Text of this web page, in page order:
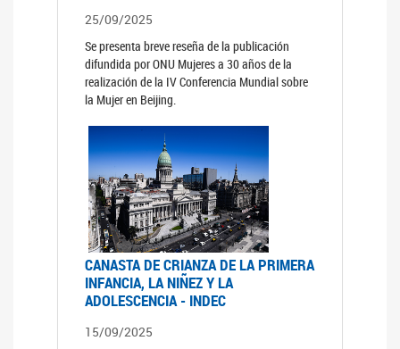
25/09/2025
Se presenta breve reseña de la publicación
difundida por ONU Mujeres a 30 años de la
realización de la IV Conferencia Mundial sobre
la Mujer en Beijing.
CANASTA DE CRIANZA DE LA PRIMERA
INFANCIA, LA NIÑEZ Y LA
ADOLESCENCIA - INDEC
15/09/2025